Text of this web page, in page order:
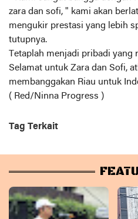
zara dan sofi, " kami akan
mengukir prestasi yang lebih
tutupnya.
Tetaplah menjadi pribadi yang
Selamat untuk Zara dan Sofi,
membanggakan Riau untuk
( Red/Ninna Progress )
Tag Terkait